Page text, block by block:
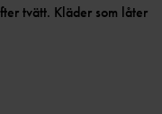
tvätt. Kläder som låter